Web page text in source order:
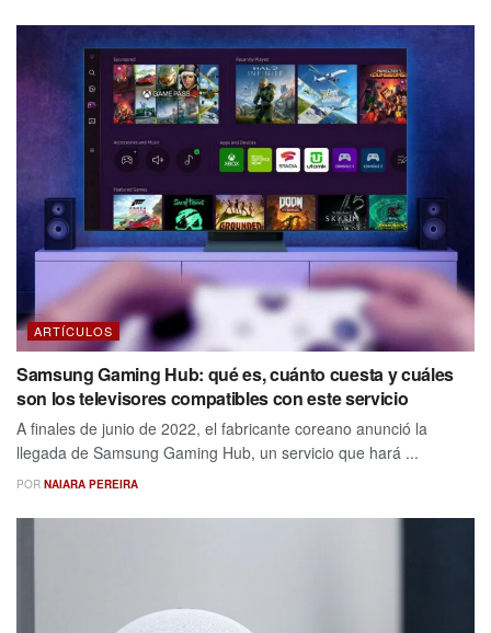
ARTÍCULOS
Samsung Gaming Hub: qué es, cuánto cuesta y cuáles
son los televisores compatibles con este servicio
A finales de junio de 2022, el fabricante coreano anunció la
llegada de Samsung Gaming Hub, un servicio que hará ...
POR NAIARA PEREIRA